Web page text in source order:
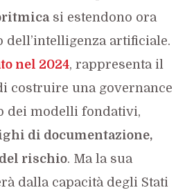
si estendono ora
dell’intelligenza artificiale.
nel 2024, rappresenta il
costruire una governance
dei modelli fondativi,
di documentazione,
rischio. Ma la sua
dalla capacità degli Stati